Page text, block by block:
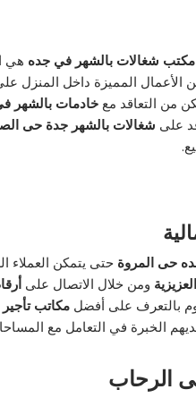
مكتب شغالات بالشهر في جده هي
من الأعمال المميزة داخل
من التعاقد مع خادمات بالشهر
على شغالات بالشهر جدة حى
حى المروة حتى يتمكن العملاء
ومن خلال الاتصال على
بالتعرف على أفضل مكاتب
الخبرة في التعامل مع
الرحاب